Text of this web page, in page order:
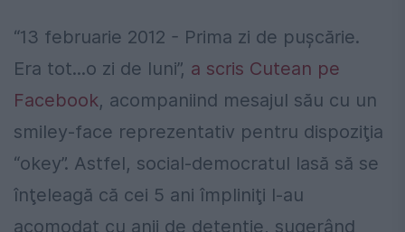
“13 februarie 2012 - Prima zi de pușcărie.
Era tot...o zi de luni”, a scris Cutean pe
Facebook, acompaniind mesajul său cu un
smiley-face reprezentativ pentru dispoziţia
“okey”. Astfel, social-democratul lasă să se
înţeleagă că cei 5 ani împliniţi l-au
acomodat cu anii de detenţie, sugerând